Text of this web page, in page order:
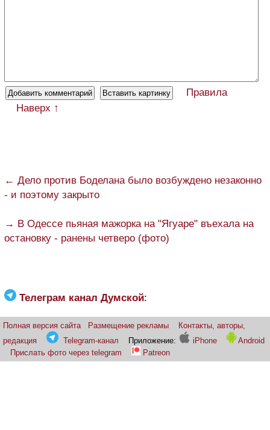
Правила
Наверх ↑
← Дело против Боделана было возбуждено незаконно
- и поэтому закрыто
→ В Одессе пьяная мажорка на "Ягуаре" въехала на
остановку - ранены четверо (фото)
Телеграм канал Думской:
Полная версия сайта Размещение рекламы
Контакты, авторы,
редакция
Telegram-канал Приложение: iPhone
Android
Прислать фото через telegram
Patreon